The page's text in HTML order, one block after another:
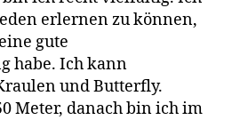
erlernen zu können,
gute
habe. Ich kann
und Butterfly.
Meter, danach bin ich im